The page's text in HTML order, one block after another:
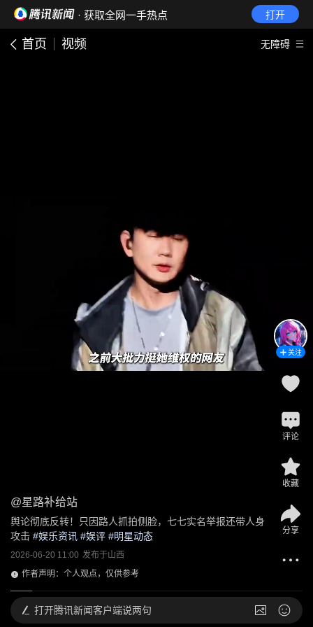
· 获取全网一手热点 打开
首页 视频 无障碍
@星路补给站
舆论彻底反转！只因路人抓拍侧脸，七七实名举报还带人身
攻击 #娱乐资讯 #娱评 #明星动态
2026-06-20 11:00 发布于山西
作者声明：个人观点，仅供参考
关注
评论
收藏
分享
打开腾讯新闻客户端说两句